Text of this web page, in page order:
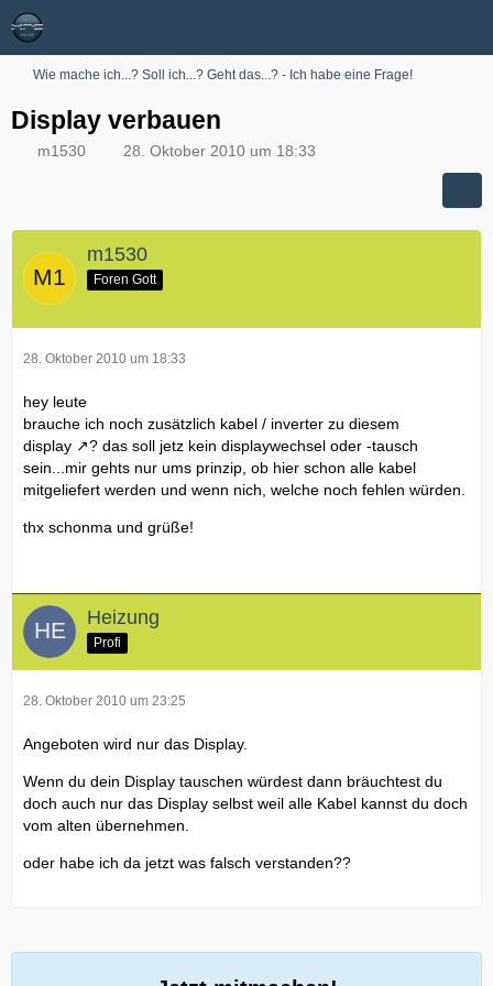
Wie mache ich...? Soll ich...? Geht das...? - Ich habe eine Frage!
Display verbauen
m1530 28. Oktober 2010 um 18:33
m1530
Foren Gott
28. Oktober 2010 um 18:33
hey leute
brauche ich noch zusätzlich kabel / inverter zu diesem
display
? das soll jetz kein displaywechsel oder -tausch
sein...mir gehts nur ums prinzip, ob hier schon alle kabel
mitgeliefert werden und wenn nich, welche noch fehlen würden.
thx schonma und grüße!
Heizung
Profi
28. Oktober 2010 um 23:25
Angeboten wird nur das Display.
Wenn du dein Display tauschen würdest dann bräuchtest du
doch auch nur das Display selbst weil alle Kabel kannst du doch
vom alten übernehmen.
oder habe ich da jetzt was falsch verstanden??